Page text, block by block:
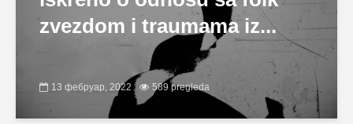
zvezdom i traumama iz...
13 фебруар, 2022 589 pregleda